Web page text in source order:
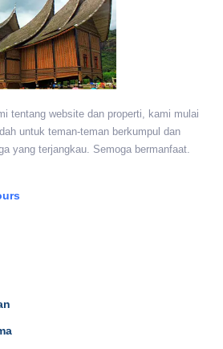
tentang website dan properti, kami mulai
untuk teman-teman berkumpul dan
yang terjangkau. Semoga bermanfaat.